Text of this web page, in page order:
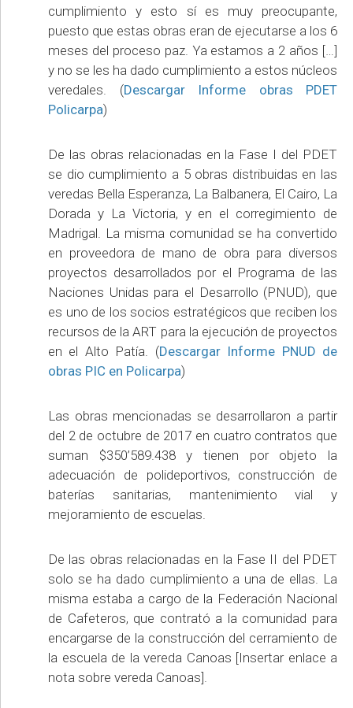
cumplimiento y esto sí es muy preocupante,
puesto que estas obras eran de ejecutarse a los 6
meses del proceso paz. Ya estamos a 2 años […]
y no se les ha dado cumplimiento a estos núcleos
veredales. (Descargar Informe obras PDET
Policarpa)
De las obras relacionadas en la Fase I del PDET
se dio cumplimiento a 5 obras distribuidas en las
veredas Bella Esperanza, La Balbanera, El Cairo, La
Dorada y La Victoria, y en el corregimiento de
Madrigal. La misma comunidad se ha convertido
en proveedora de mano de obra para diversos
proyectos desarrollados por el Programa de las
Naciones Unidas para el Desarrollo (PNUD), que
es uno de los socios estratégicos que reciben los
recursos de la ART para la ejecución de proyectos
en el Alto Patía. (Descargar Informe PNUD de
obras PIC en Policarpa)
Las obras mencionadas se desarrollaron a partir
del 2 de octubre de 2017 en cuatro contratos que
suman $350’589.438 y tienen por objeto la
adecuación de polideportivos, construcción de
baterías sanitarias, mantenimiento vial y
mejoramiento de escuelas.
De las obras relacionadas en la Fase II del PDET
solo se ha dado cumplimiento a una de ellas. La
misma estaba a cargo de la Federación Nacional
de Cafeteros, que contrató a la comunidad para
encargarse de la construcción del cerramiento de
la escuela de la vereda Canoas [Insertar enlace a
nota sobre vereda Canoas].